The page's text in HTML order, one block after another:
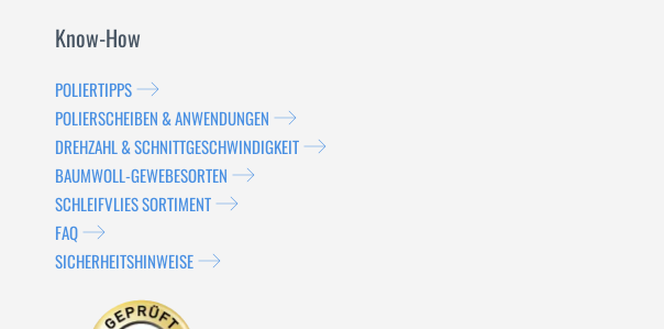
Know-How
POLIERTIPPS
POLIERSCHEIBEN & ANWENDUNGEN
DREHZAHL & SCHNITTGESCHWINDIGKEIT
BAUMWOLL-GEWEBESORTEN
SCHLEIFVLIES SORTIMENT
FAQ
SICHERHEITSHINWEISE